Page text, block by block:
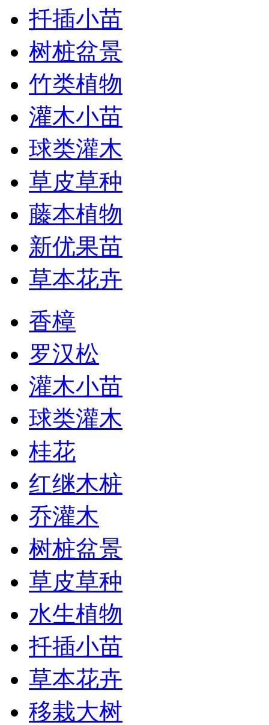
扦插小苗
树桩盆景
竹类植物
灌木小苗
球类灌木
草皮草种
藤本植物
新优果苗
草本花卉
香樟
罗汉松
灌木小苗
球类灌木
桂花
红继木桩
乔灌木
树桩盆景
草皮草种
水生植物
扦插小苗
草本花卉
移栽大树